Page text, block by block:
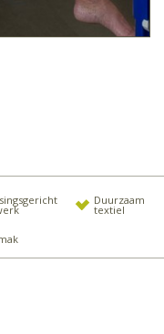
Duurzaam
textiel